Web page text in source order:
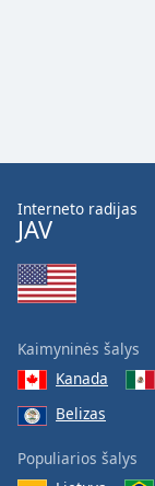
Interneto radijas
JAV
Kaimyninės šalys
Kanada
Belizas
Populiarios šalys